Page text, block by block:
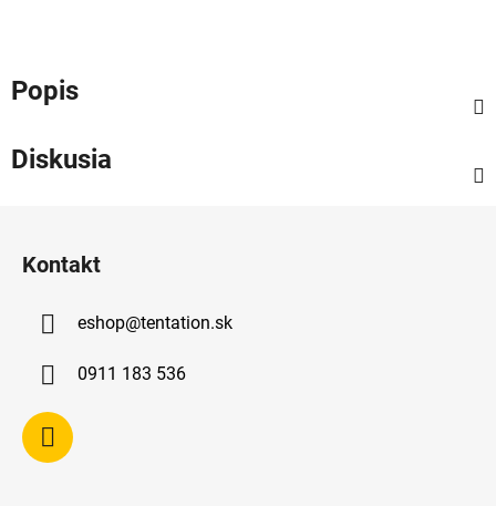
Popis
Diskusia
Kontakt
eshop@tentation.sk
0911 183 536